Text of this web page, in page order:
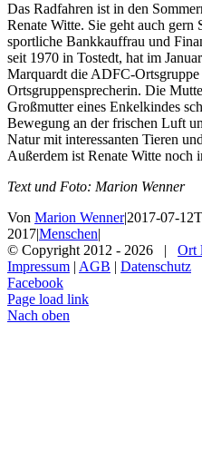
Das Radfahren ist in den
Renate Witte. Sie geht auch
sportliche Bankkauffrau und
seit 1970 in Tostedt, hat im
Marquardt die ADFC-Ortsgruppe
Ortsgruppensprecherin. Die
Großmutter eines Enkelkindes
Bewegung an der frischen Luft
Natur mit interessanten Tieren
Außerdem ist Renate Witte noch
Text und Foto: Marion Wenner
Von Marion Wenner|2017-07-
2017|Menschen|
© Copyright 2012 - 2026 | Ort
Impressum | AGB | Datenschutz
Facebook
Page load link
Nach oben